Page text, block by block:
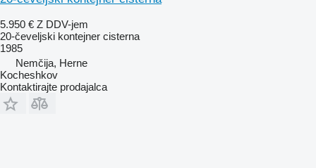
5.950 € Z DDV-jem
20-čeveljski kontejner cisterna
1985
Nemčija, Herne
Kocheshkov
Kontaktirajte prodajalca